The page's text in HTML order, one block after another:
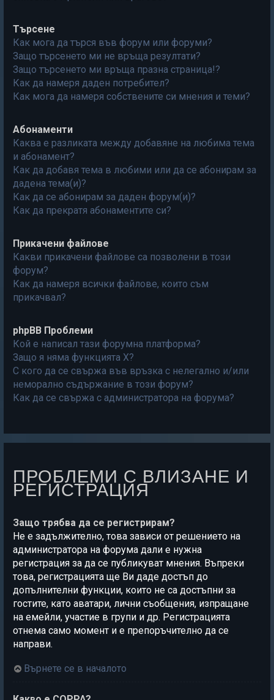
Търсене
Как мога да търся във форум или форуми?
Защо търсенето ми не връща резултати?
Защо търсенето ми връща празна страница!?
Как да намеря даден потребител?
Как мога да намеря собствените си мнения и теми?
Абонаменти
Каква е разликата между добавяне на любима тема
и абонамент?
Как да добавя тема в любими или да се абонирам за
дадена тема(и)?
Как да се абонирам за даден форум(и)?
Как да прекратя абонаментите си?
Прикачени файлове
Какви прикачени файлове са позволени в този
форум?
Как да намеря всички файлове, които съм
прикачвал?
phpBB Проблеми
Кой е написал тази форумна платформа?
Защо я няма функцията X?
С кого да се свържа във връзка с нелегално и/или
неморално съдържание в този форум?
Как да се свържа с администратора на форума?
ПРОБЛЕМИ С ВЛИЗАНЕ И
РЕГИСТРАЦИЯ
Защо трябва да се регистрирам?
Не е задължително, това зависи от решението на
администратора на форума дали е нужна
регистрация за да се публикуват мнения. Въпреки
това, регистрацията ще Ви даде достъп до
допълнителни функции, които не са достъпни за
гостите, като аватари, лични съобщения, изпращане
на емейли, участие в групи и др. Регистрацията
отнема само момент и е препоръчително да се
направи.
Върнете се в началото